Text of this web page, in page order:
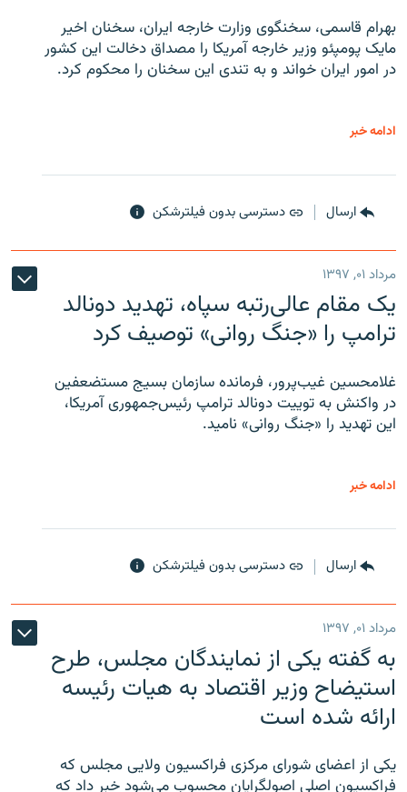
بهرام قاسمی، سخنگوی وزارت خارجه ایران، سخنان اخیر
مایک پومپئو وزیر خارجه آمریکا را مصداق دخالت این کشور
در امور ایران خواند و به تندی این سخنان را محکوم کرد.
ادامه خبر
ارسال دسترسی بدون فیلترشکن
مرداد ۰۱, ۱۳۹۷
یک مقام عالی‌رتبه سپاه، تهدید دونالد
ترامپ را «جنگ روانی» توصیف کرد
غلامحسین غیب‌پرور، فرمانده سازمان بسیج مستضعفین
در واکنش به توییت دونالد ترامپ رئیس‌جمهوری آمریکا،
این تهدید را «جنگ روانی» نامید.
ادامه خبر
ارسال دسترسی بدون فیلترشکن
مرداد ۰۱, ۱۳۹۷
به گفته یکی از نمایندگان مجلس، طرح
استیضاح وزیر اقتصاد به هیات رئیسه
ارائه شده است
یکی از اعضای شورای مرکزی فراکسیون ولایی مجلس که
فراکسیون اصلی اصولگرایان محسوب می‌شود خبر داد که